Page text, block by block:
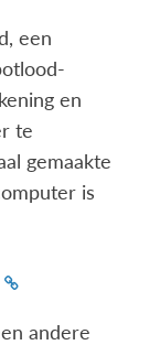
een
en
te
gemaakte
is
andere